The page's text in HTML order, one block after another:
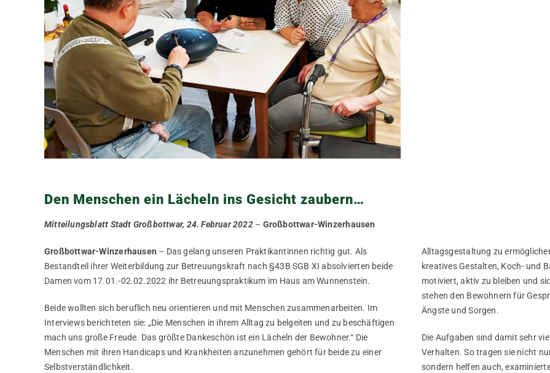
Den Menschen ein Lächeln ins Gesicht zaubern…
Mitteilungsblatt Stadt Großbottwar, 24. Februar 2022 – Großbottwar-Winzerhausen
Großbottwar-Winzerhausen – Das gelang unseren Praktikantinnen richtig gut. Als
Bestandteil ihrer Weiterbildung zur Betreuungskraft nach §43B SGB XI absolvierten beide
Damen vom 17.01.-02.02.2022 ihr Betreuungspraktikum im Haus am Wunnenstein.
Beide wollten sich beruflich neu orientieren und mit Menschen zusammenarbeiten. Im
Interviews berichteten sie: „Die Menschen in ihrem Alltag zu belgeiten und zu beschäftigen
mach uns große Freude. Das größte Dankeschön ist ein Lächeln der Bewohner.“ Die
Menschen mit ihren Handicaps und Krankheiten anzunehmen gehört für beide zu einer
Selbstverständlichkeit.
Alltagsgestaltung zu
kreatives Gestalten, Koch- und
motiviert, aktiv zu bleiben und
stehen den Bewohnern für
Ängste und Sorgen.
Die Aufgaben sind damit sehr
Verhalten. So tragen sie nicht
sondern helfen auch,